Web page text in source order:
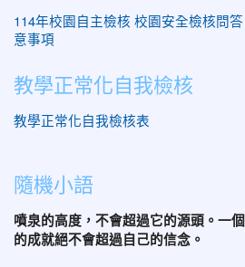
114年校園自主檢核 校園安全檢核問答
意事項
教學正常化自我檢核
教學正常化自我檢核表
隨機小語
噴泉的高度，不會超過它的源頭。一
的成就絕不會超過自己的信念。